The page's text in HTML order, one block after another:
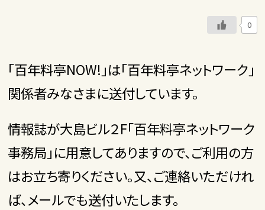
0
「百年料亭NOW!」は「百年料亭ネットワーク」
関係者みなさまに送付しています。
情報誌が大島ビル２F「百年料亭ネットワーク
事務局」に用意してありますので、ご利用の方
はお立ち寄りください。又、ご連絡いただけれ
ば、メールでも送付いたします。